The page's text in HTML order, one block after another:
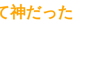
神だった